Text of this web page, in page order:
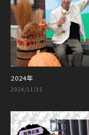
2024年
2024/11/15